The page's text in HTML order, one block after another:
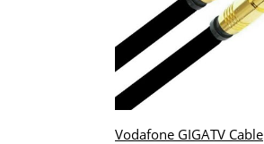
Vodafone GIGATV Cable